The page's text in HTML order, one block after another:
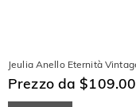
Jeulia Anello Eternità
Prezzo da $109.00